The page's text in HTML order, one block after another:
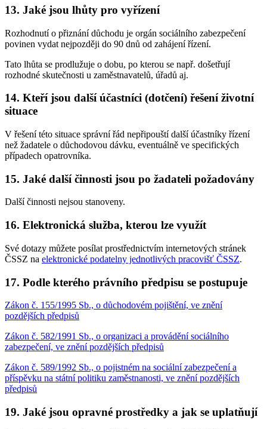
13. Jaké jsou lhůty pro vyřízení
Rozhodnutí o přiznání důchodu je orgán sociálního zabezpečení
povinen vydat nejpozději do 90 dnů od zahájení řízení.
Tato lhůta se prodlužuje o dobu, po kterou se např. došetřují
rozhodné skutečnosti u zaměstnavatelů, úřadů aj.
14. Kteří jsou další účastníci (dotčení) řešení životní
situace
V řešení této situace správní řád nepřipouští další účastníky řízení
než žadatele o důchodovou dávku, eventuálně ve specifických
případech opatrovníka.
15. Jaké další činnosti jsou po žadateli požadovány
Další činnosti nejsou stanoveny.
16. Elektronická služba, kterou lze využít
Své dotazy můžete posílat prostřednictvím internetových stránek
ČSSZ na elektronické podatelny jednotlivých pracovišť ČSSZ.
17. Podle kterého právního předpisu se postupuje
Zákon č. 155/1995 Sb., o důchodovém pojištění, ve znění
pozdějších předpisů
Zákon č. 582/1991 Sb., o organizaci a provádění sociálního
zabezpečení, ve znění pozdějších předpisů
Zákon č. 589/1992 Sb., o pojistném na sociální zabezpečení a
příspěvku na státní politiku zaměstnanosti, ve znění pozdějších
předpisů
19. Jaké jsou opravné prostředky a jak se uplatňují